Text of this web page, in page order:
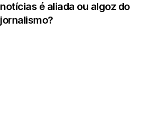
notícias é aliada ou algoz do
jornalismo?